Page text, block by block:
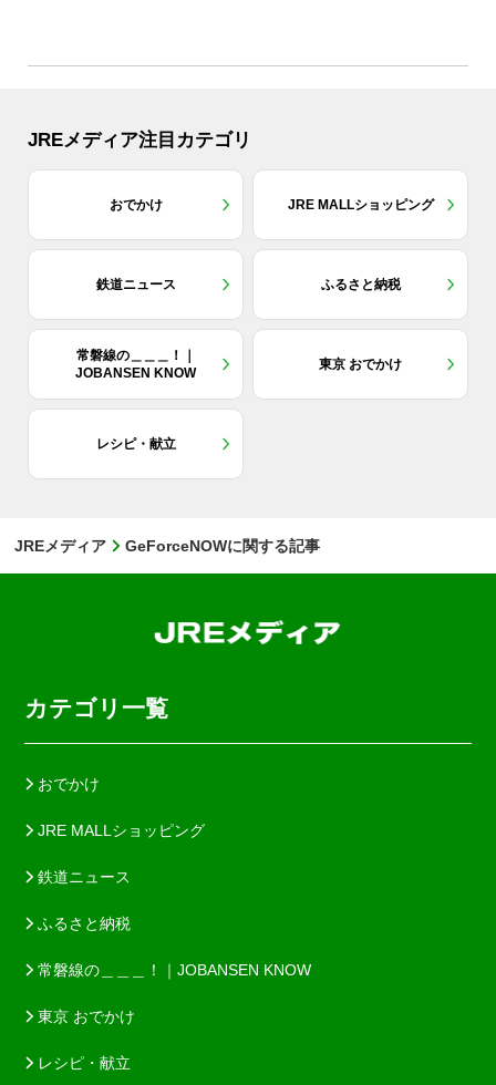
JREメディア注目カテゴリ
おでかけ JRE MALLショッピング
鉄道ニュース ふるさと納税
常磐線の＿＿＿！｜
JOBANSEN KNOW
東京 おでかけ
レシピ・献立
JREメディア GeForceNOWに関する記事
カテゴリ一覧
おでかけ
JRE MALLショッピング
鉄道ニュース
ふるさと納税
常磐線の＿＿＿！｜JOBANSEN KNOW
東京 おでかけ
レシピ・献立